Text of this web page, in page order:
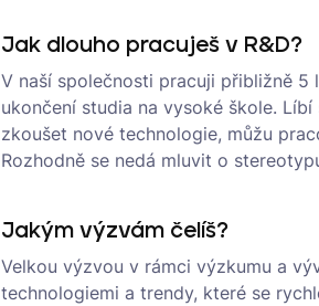
Jak dlouho pracuješ v R&D?
V naší společnosti pracuji přibližně
ukončení studia na vysoké škole.
zkoušet nové technologie, můžu
Rozhodně se nedá mluvit o
Jakým výzvám čelíš?
Velkou výzvou v rámci výzkumu a
technologiemi a trendy, které se